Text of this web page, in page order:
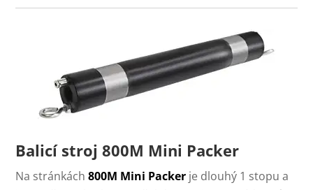
Balicí stroj 800M Mini Packer
Na stránkách800M Mini Packer je dlouhý 1 stopu a